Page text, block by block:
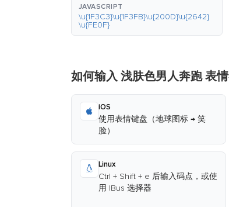
JAVASCRIPT
\u{1F3C3}\u{1F3FB}\u{200D}\u{2642}
\u{FE0F}
如何输入 浅肤色男人奔跑 表
iOS
使用表情键盘（地球图标 → 笑
脸）
Linux
Ctrl + Shift + e 后输入码点，或使
用 IBus 选择器